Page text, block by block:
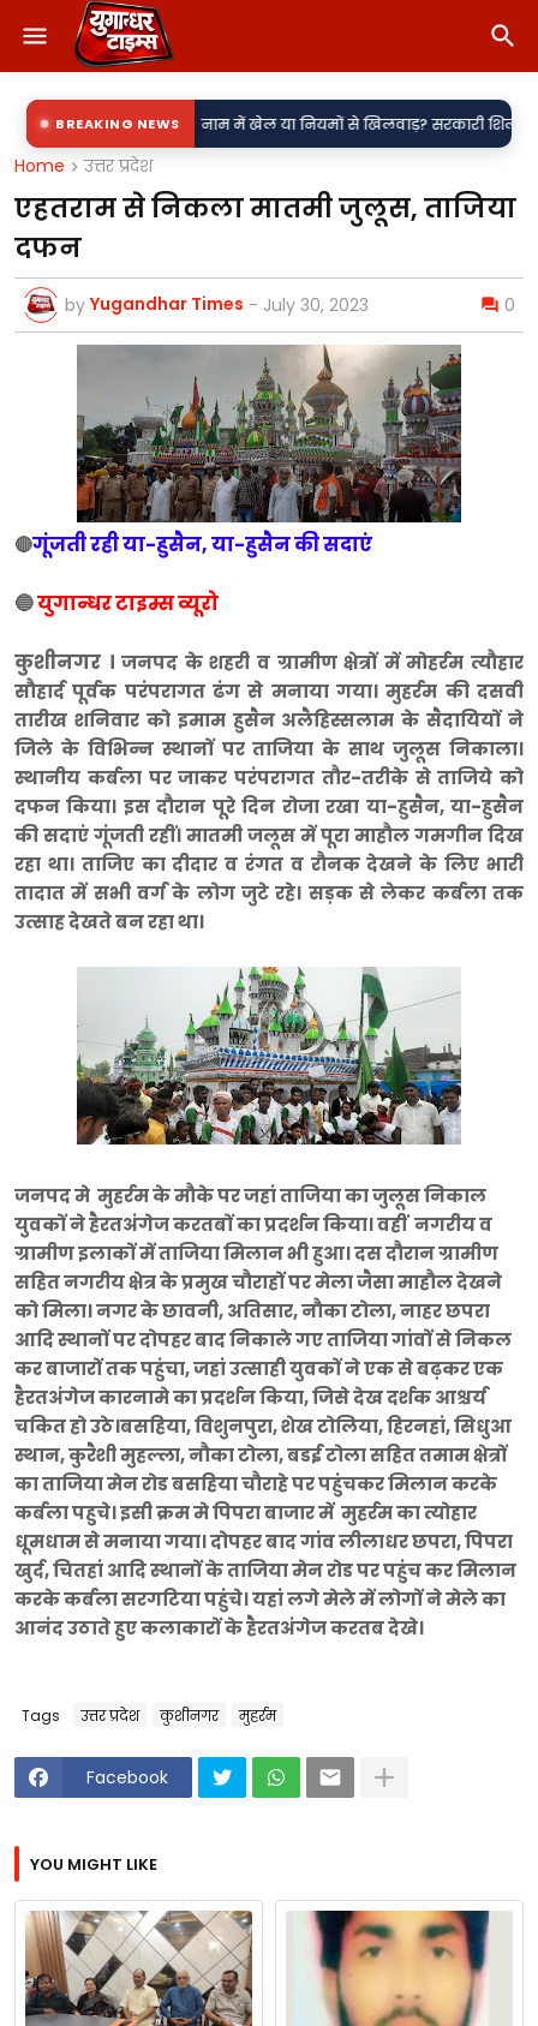
BREAKING NEWS
उपकेंद्र?• नाम में खेल या नियमों से खिलवाड़? सरकारी शिलापट्टों पर 'किरन'
Home उत्तर प्रदेश
एहतराम से निकला मातमी जुलूस, ताजिया
दफन
by Yugandhar Times - July 30, 2023 0
🔴गूंजती रही या-हुसैन, या-हुसैन की सदाएं
🔵युगान्धर टाइम्स व्यूरो
कुशीनगर ।जनपद के शहरी व ग्रामीण क्षेत्रों में मोहर्रम त्यौहार
सौहार्द पूर्वक परंपरागत ढंग से मनाया गया। मुहर्रम की दसवी
तारीख शनिवार को इमाम हुसैन अलैहिस्सलाम के सैदायियों ने
जिले के विभिन्न स्थानों पर ताजिया के साथ जुलूस निकाला।
स्थानीय कर्बला पर जाकर परंपरागत तौर-तरीके से ताजिये को
दफन किया। इस दौरान पूरे दिन रोजा रखा या-हुसैन, या-हुसैन
की सदाएं गूंजती रहीं। मातमी जलूस में पूरा माहौल गमगीन दिख
रहा था। ताजिए का दीदार व रंगत व रौनक देखने के लिए भारी
तादात में सभी वर्ग के लोग जुटे रहे। सड़क से लेकर कर्बला तक
उत्साह देखते बन रहा था।
जनपद मे मुहर्रम के मौके पर जहां ताजिया का जुलूस निकाल
युवकों ने हैरतअंगेज करतबों का प्रदर्शन किया। वहीं नगरीय व
ग्रामीण इलाकों में ताजिया मिलान भी हुआ। दस दौरान ग्रामीण
सहित नगरीय क्षेत्र के प्रमुख चौराहों पर मेला जैसा माहौल देखने
को मिला। नगर के छावनी, अतिसार, नौका टोला, नाहर छपरा
आदि स्थानों पर दोपहर बाद निकाले गए ताजिया गांवों से निकल
कर बाजारों तक पहुंचा, जहां उत्साही युवकों ने एक से बढ़कर एक
हैरतअंगेज कारनामे का प्रदर्शन किया, जिसे देख दर्शक आश्चर्य
चकित हो उठे।बसहिया, विशुनपुरा, शेख टोलिया, हिरनहां, सिधुआ
स्थान, कुरैशी मुहल्ला, नौका टोला, बडई टोला सहित तमाम क्षेत्रों
का ताजिया मेन रोड बसहिया चौराहे पर पहुंचकर मिलान करके
कर्बला पहुचे। इसी क्रम मे पिपरा बाजार में मुहर्रम का त्योहार
धूमधाम से मनाया गया। दोपहर बाद गांव लीलाधर छपरा, पिपरा
खुर्द, चितहां आदि स्थानों के ताजिया मेन रोड पर पहुंच कर मिलान
करके कर्बला सरगटिया पहुंचे। यहां लगे मेले में लोगों ने मेले का
आनंद उठाते हुए कलाकारों के हैरतअंगेज करतब देखे।
Tags उत्तर प्रदेश कुशीनगर मुहर्रम
Facebook
YOU MIGHT LIKE